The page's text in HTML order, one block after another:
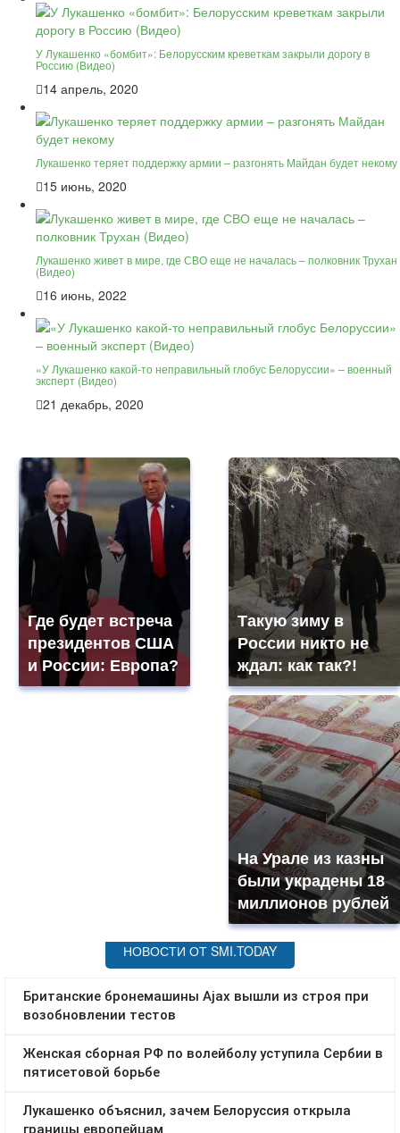
У Лукашенко «бомбит»: Белорусским креветкам закрыли дорогу в
Россию (Видео)
14 апрель, 2020
Лукашенко теряет поддержку армии – разгонять Майдан будет некому
15 июнь, 2020
Лукашенко живет в мире, где СВО еще не началась – полковник Трухан
(Видео)
16 июнь, 2022
«У Лукашенко какой-то неправильный глобус Белоруссии» – военный
эксперт (Видео)
21 декабрь, 2020
Где будет встреча
президентов США
и России: Европа?
Такую зиму в
России никто не
ждал: как так?!
На Урале из казны
были украдены 18
миллионов рублей